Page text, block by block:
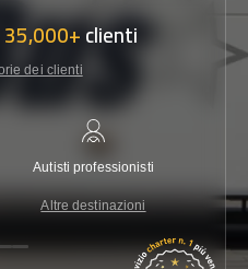
35,000+clienti
dei clienti
Autisti professionisti
Altre destinazioni